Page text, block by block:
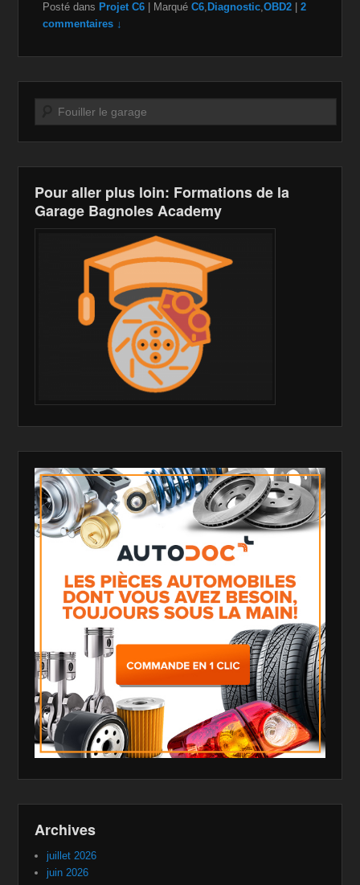
c
o
o
k
tt
a
n
W
is
h
Li
st
ail p
n
k
ta
Posté dans Projet C6 Marqué C6, Diagnostic,OBD2 |2
commentaires ↓
Recherche
Pour aller plus loin: Formations de la
Garage Bagnoles Academy
Archives
juillet 2026
juin 2026